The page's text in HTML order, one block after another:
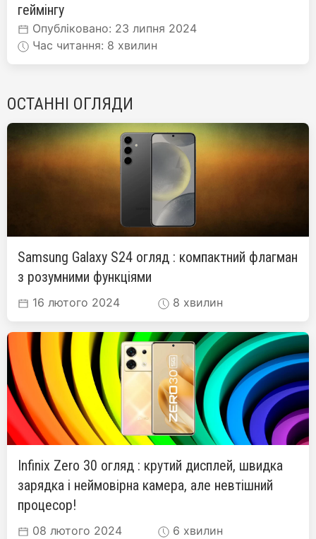
геймінгу
Опубліковано: 23 липня 2024
Час читання: 8 хвилин
ОСТАННІ ОГЛЯДИ
Samsung Galaxy S24 огляд : компактний флагман
з розумними функціями
16 лютого 2024 8 хвилин
Infinix Zero 30 огляд : крутий дисплей, швидка
зарядка і неймовірна камера, але невтішний
процесор!
08 лютого 2024 6 хвилин